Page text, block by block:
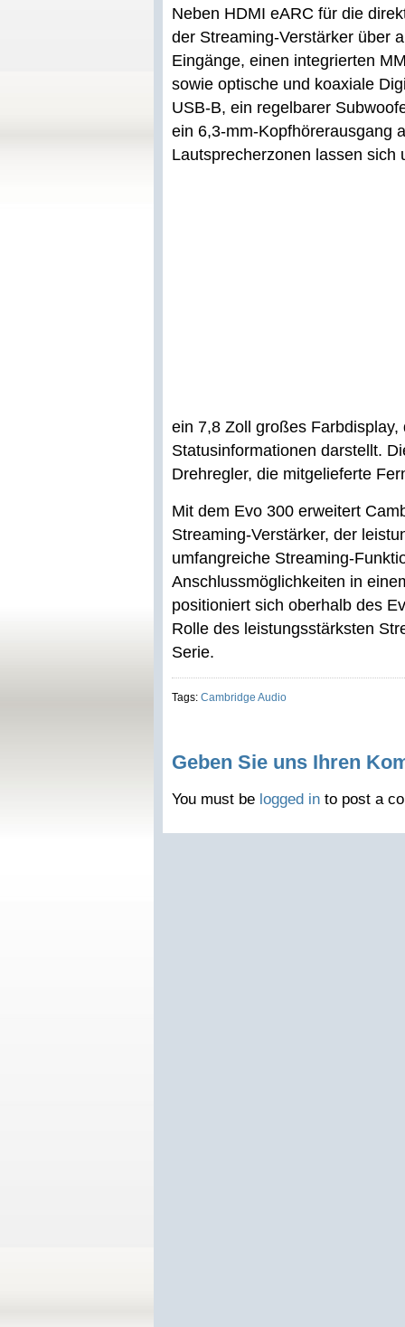
Neben HDMI eARC für die
der Streaming-Verstärker über
Eingänge, einen integrierten
sowie optische und koaxiale
USB-B, ein regelbarer
ein 6,3-mm-Kopfhörerausgang
Lautsprecherzonen lassen sich
ein 7,8 Zoll großes
Statusinformationen darstellt.
Drehregler, die mitgelieferte
Mit dem Evo 300 erweitert
Streaming-Verstärker, der
umfangreiche Streaming-
Anschlussmöglichkeiten in
positioniert sich oberhalb des
Rolle des leistungsstärksten
Serie.
Tags: Cambridge Audio
Geben Sie uns Ihren
You must be logged in to post a